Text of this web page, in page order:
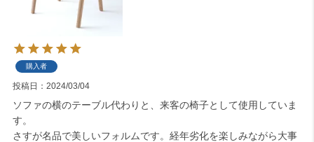
購入者
投稿日 2024/03/04
ソファの横のテーブル代わりと、来客の椅子として使用していま
す。
さすが名品で美しいフォルムです。経年劣化を楽しみながら大事